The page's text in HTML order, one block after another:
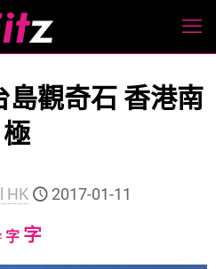
島觀奇石 香港南
極
HK 2017-01-11
Decrease
字Reset
字Increase